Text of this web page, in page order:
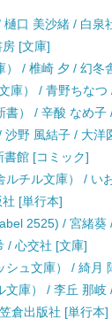
口 美沙緒 / 白泉
[文庫]
） / 椎崎 夕 / 幻冬
庫） / 青野ちな
） / 辛酸 なめ子
野 風結子 / 大洋
館 [コミック]
チル文庫） / い
[単行本]
2525) / 宮緒葵
/ 心交社 [文庫]
ュ文庫） / 綺月
庫） / 李丘 那岐
倉出版社 [単行本]